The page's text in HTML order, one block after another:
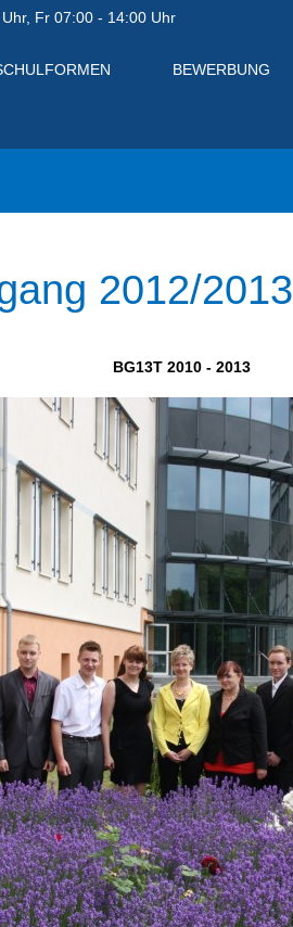
Fr 07:00 - 14:00 Uhr
BEWERBUNG
2012/2013
BG13T 2010 - 2013